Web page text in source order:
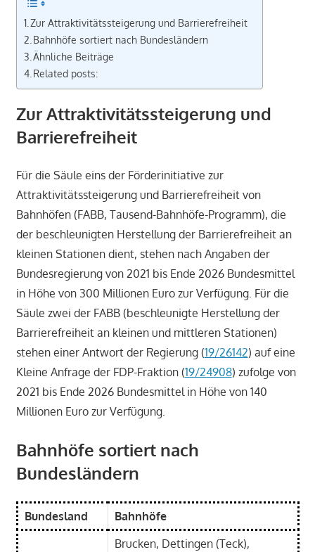
Zur Attraktivitätssteigerung und Barrierefreiheit
Bahnhöfe sortiert nach Bundesländern
Ähnliche Beiträge
Related posts:
Zur Attraktivitätssteigerung und
Barrierefreiheit
Für die Säule eins der Förderinitiative zur
Attraktivitätssteigerung und Barrierefreiheit von
Bahnhöfen (FABB, Tausend-Bahnhöfe-Programm), die
der beschleunigten Herstellung der Barrierefreiheit an
kleinen Stationen dient, stehen nach Angaben der
Bundesregierung von 2021 bis Ende 2026 Bundesmittel
in Höhe von 300 Millionen Euro zur Verfügung. Für die
Säule zwei der FABB (beschleunigte Herstellung der
Barrierefreiheit an kleinen und mittleren Stationen)
stehen einer Antwort der Regierung (19/26142) auf eine
Kleine Anfrage der FDP-Fraktion (19/24908) zufolge von
2021 bis Ende 2026 Bundesmittel in Höhe von 140
Millionen Euro zur Verfügung.
Bahnhöfe sortiert nach
Bundesländern
Bundesland Bahnhöfe
Brucken, Dettingen (Teck),